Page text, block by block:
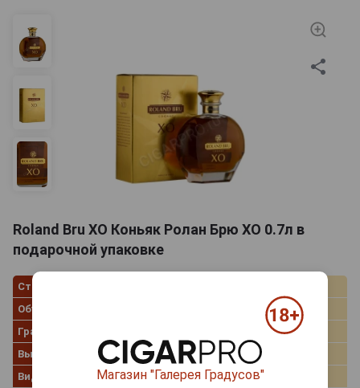
Roland Bru XO Коньяк Ролан Брю ХО 0.7л в
подарочной упаковке
Страна производства
Объём
Градус
Выдержка
XO
Вид коробки
Картонная коробка
Магазин "Галерея Градусов"